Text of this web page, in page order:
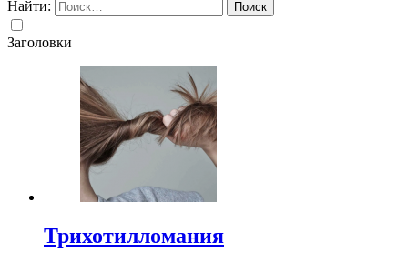
Найти:
Заголовки
Трихотилломания